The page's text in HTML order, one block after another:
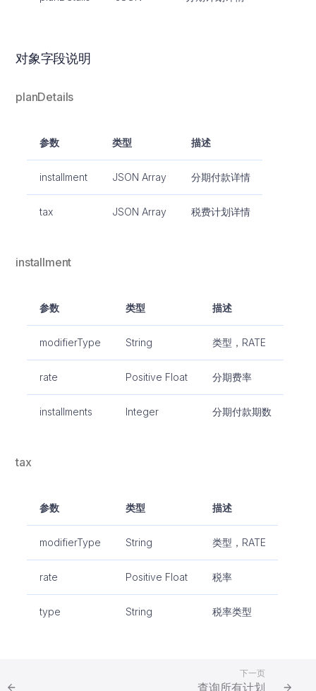
对象字段说明
planDetails
参数 类型 描述
installment JSON Array 分期付款详情
tax JSON Array 税费计划详情
installment
参数 类型 描述
modifierType String 类型，RATE
rate Positive Float 分期费率
installments Integer 分期付款期数
tax
参数 类型 描述
modifierType String 类型，RATE
rate Positive Float 税率
type String 税率类型
下一页
查询所有计划